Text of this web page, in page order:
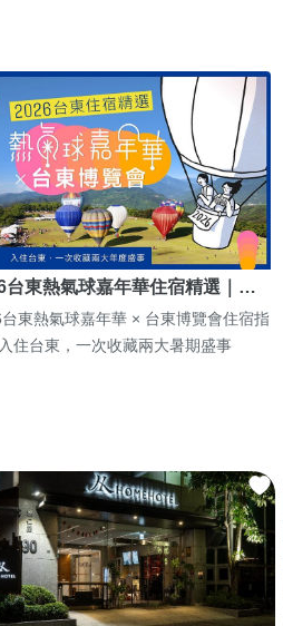
台東熱氣球嘉年華住宿精選｜…
東熱氣球嘉年華 × 台東博覽會住宿指
住台東，一次收藏兩大暑期盛事